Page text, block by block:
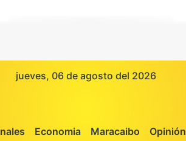
jueves, 06 de agosto del 2026
Economia Maracaibo Opinión